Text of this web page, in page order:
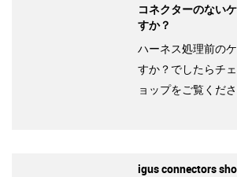
コネクターのない
すか？
ハーネス処理前の
すか？でしたらチ
ョップをご覧くださ
igus connectors